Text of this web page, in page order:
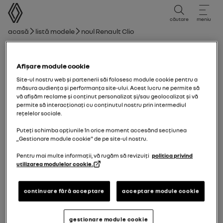
manual de utilizare
căutare meniu
Cale de navigare
Acasă Listă modele noul Renault Clio
Exploră Manual Lumini de avertizare ghid PDF
noul Renault Clio
Faceţi cunoştinţă cu vehiculul dumneavoastră
Iluminare şi semnalizare
Adaugă la favorite
Partajează
ILUMINĂRI ŞI SEMNALIZĂRI EXTERIOARE
Afișare module cookie
Site-ul nostru web și partenerii săi folosesc module cookie pentru a
măsura audiența și performanța site-ului. Acest lucru ne permite să
vă afișăm reclame și conținut personalizat și/sau geolocalizat și vă
permite să interacționați cu conținutul nostru prin intermediul
rețelelor sociale.
Puteți schimba opțiunile în orice moment accesând secțiunea
„Gestionare module cookie” de pe site-ul nostru.
Pentru mai multe informații, vă rugăm să revizuiți politica privind
utilizarea modulelor cookie.
continuare fără acceptare acceptare module cookie
gestionare module cookie